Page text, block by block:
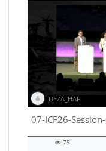
DEZA_HAF
55:15 duration
75